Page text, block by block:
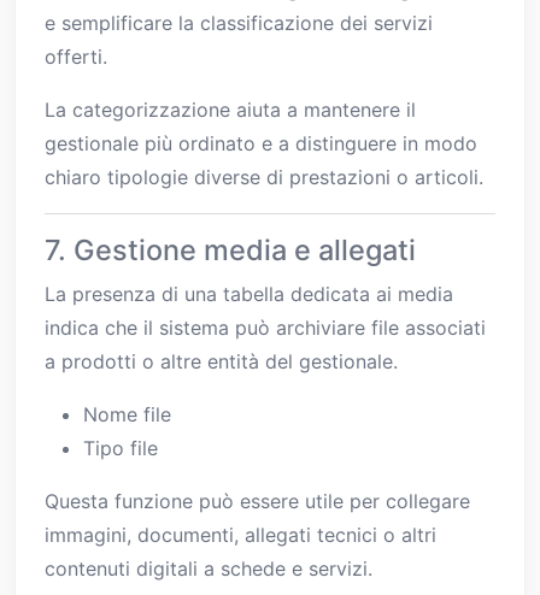
e semplificare la classificazione dei servizi
offerti.
La categorizzazione aiuta a mantenere il
gestionale più ordinato e a distinguere in modo
chiaro tipologie diverse di prestazioni o articoli.
7. Gestione media e allegati
La presenza di una tabella dedicata ai media
indica che il sistema può archiviare file associati
a prodotti o altre entità del gestionale.
Nome file
Tipo file
Questa funzione può essere utile per collegare
immagini, documenti, allegati tecnici o altri
contenuti digitali a schede e servizi.